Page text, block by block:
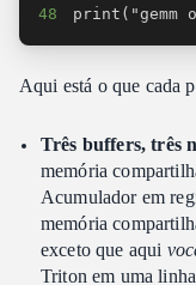
48
print("gemm
Aqui está o que cada
Três buffers, três
memória
Acumulador em
memória
exceto que aqui
Triton em uma